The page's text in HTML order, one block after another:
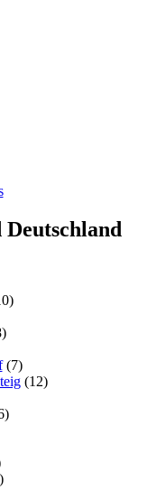
Deutschland
(7)
(12)